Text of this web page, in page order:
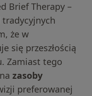
Brief Therapy –
tradycyjnych
że w
się przeszłością
Zamiast tego
zasoby
preferowanej